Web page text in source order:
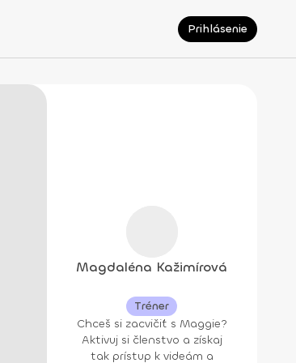
Prihlásenie
Magdaléna Kažimírová
Tréner
Chceš si zacvičiť s Maggie?
Aktivuj si členstvo a získaj
tak prístup k videám a